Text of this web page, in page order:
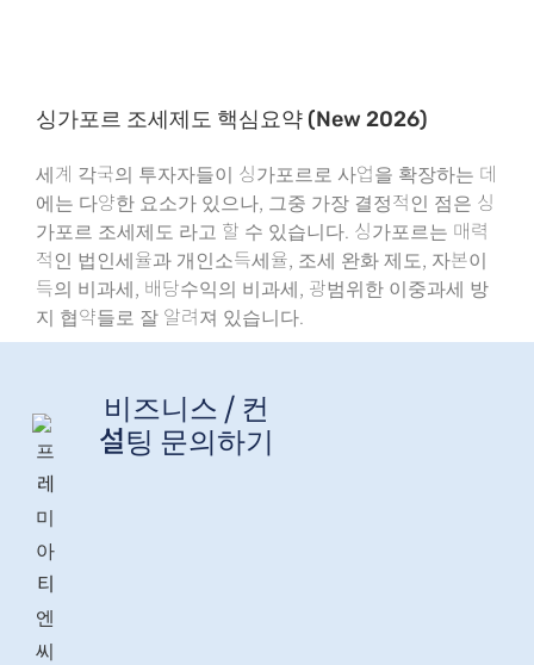
싱가포르 조세제도 핵심요약 (New 2026)
세계 각국의 투자자들이 싱가포르로 사업을 확장하는 데
에는 다양한 요소가 있으나, 그중 가장 결정적인 점은 싱
가포르 조세제도 라고 할 수 있습니다. 싱가포르는 매력
적인 법인세율과 개인소득세율, 조세 완화 제도, 자본이
득의 비과세, 배당수익의 비과세, 광범위한 이중과세 방
지 협약들로 잘 알려져 있습니다.
비즈니스 / 컨
설팅 문의하기